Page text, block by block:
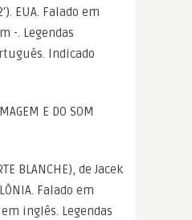
EUA. Falado em
-. Legendas
Indicado
E DO SOM
BLANCHE), de Jacek
Falado em
inglês. Legendas